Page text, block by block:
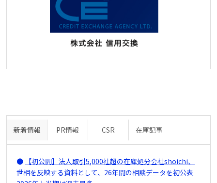
新着情報 PR情報 CSR 在庫記事
【初公開】法人取引5,000社超の在庫処分会社shoichi、
世相を反映する資料として、26年間の相談データを初公表